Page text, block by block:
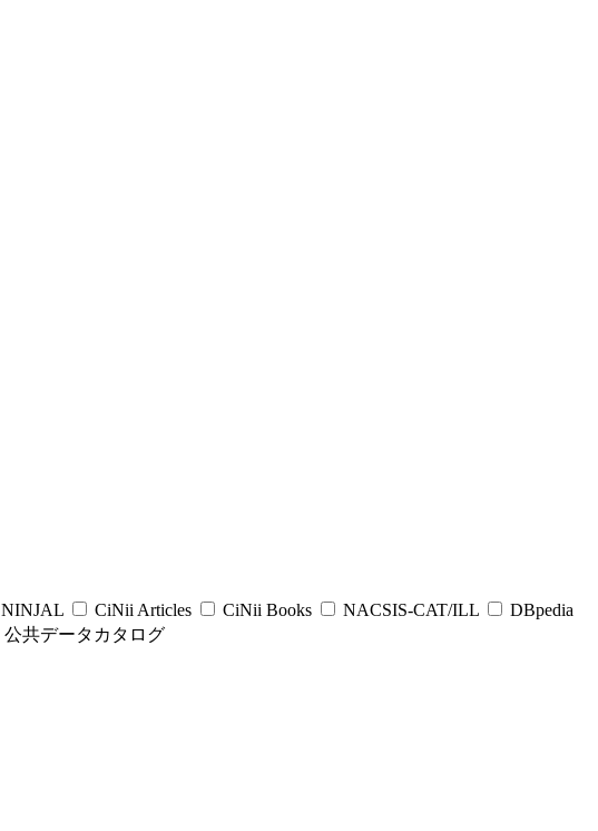
NINJAL CiNii Articles CiNii Books NACSIS-CAT/ILL
DBpedia
公共データカタログ